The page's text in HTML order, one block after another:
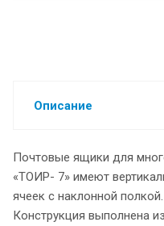
Описание
Почтовые ящики для
«ТОИР- 7» имеют
ячеек с наклонной
Конструкция выполнена